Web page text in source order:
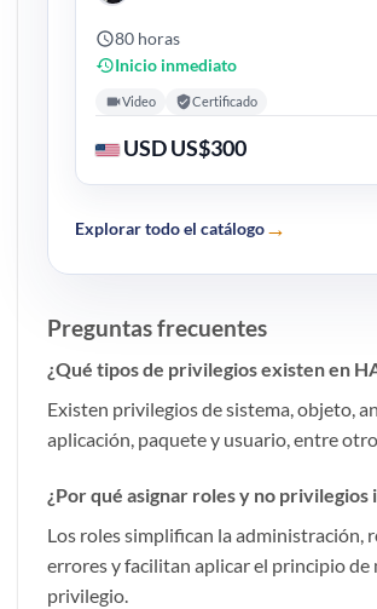
80 horas
Inicio inmediato
Video Certificado
USD US$300
Explorar todo el catálogo→
Preguntas frecuentes
¿Qué tipos de privilegios existen en
Existen privilegios de sistema, objeto,
aplicación, paquete y usuario, entre
¿Por qué asignar roles y no privilegios
Los roles simplifican la administración,
errores y facilitan aplicar el principio de
privilegio.